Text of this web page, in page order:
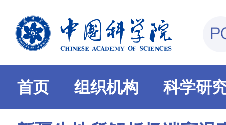
首页 组织机构 科学研